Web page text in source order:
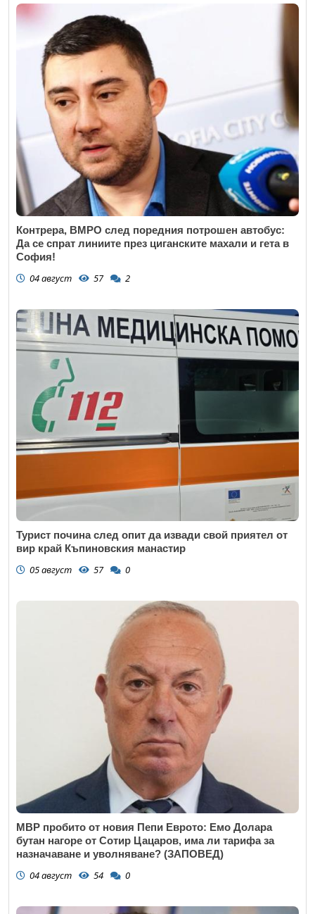
Контрера, ВМРО след поредния потрошен автобус:
Да се спрат линиите през циганските махали и гета в
София!
04 август 57 2
Турист почина след опит да извади свой приятел от
вир край Къпиновския манастир
05 август 57 0
МВР пробито от новия Пепи Еврото: Емо Долара
бутан нагоре от Сотир Цацаров, има ли тарифа за
назначаване и уволняване? (ЗАПОВЕД)
04 август 54 0